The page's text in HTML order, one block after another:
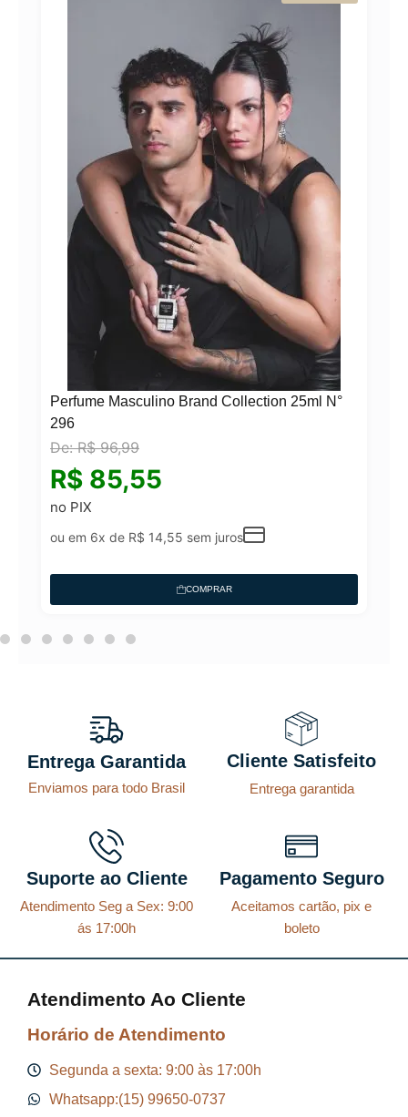
Perfume Masculino Brand Collection 25ml N°
296
De:R$96,99
R$ 85,55
no PIX
ou em 6x de R$ 14,55 sem juros
COMPRAR
Entrega Garantida
Enviamos para todo Brasil
Cliente Satisfeito
Entrega garantida
Suporte ao Cliente
Atendimento Seg a Sex: 9:00
ás 17:00h
Pagamento Seguro
Aceitamos cartão, pix e
boleto
Atendimento Ao Cliente
Horário de Atendimento
Segunda a sexta: 9:00 às 17:00h
Whatsapp:(15) 99650-0737